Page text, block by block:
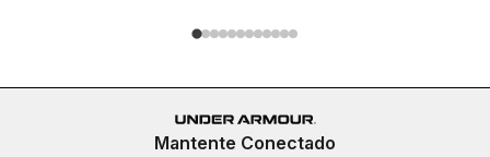
Mantente Conectado